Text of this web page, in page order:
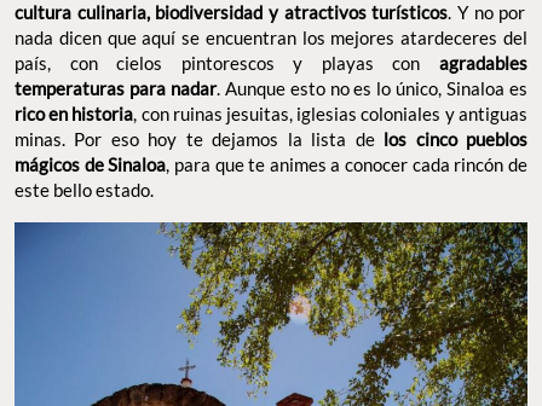
Al noroeste del país se encuentra uno de los estados más ricos en
cultura culinaria, biodiversidad y atractivos turísticos. Y no por
nada dicen que aquí se encuentran los mejores atardeceres del
país, con cielos pintorescos y playas conagradables
temperaturas para nadar. Aunque esto no es lo único, Sinaloa es
rico en historia, con ruinas jesuitas, iglesias coloniales y
antiguas minas. Por eso hoy te dejamos la lista de
rincón de este bello estado.